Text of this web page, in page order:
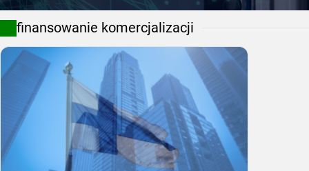
finansowanie komercjalizacji